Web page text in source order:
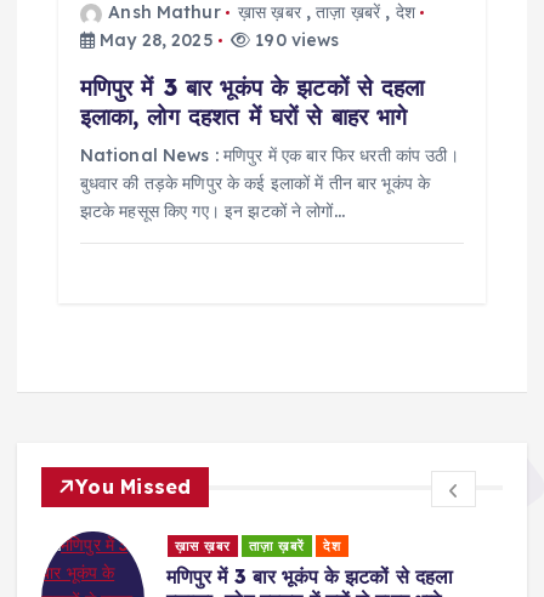
Ansh Mathur ख़ास ख़बर,ताज़ा ख़बरें , देश
May 28, 2025
190 views
मणिपुर में 3 बार भूकंप के झटकों से दहला
इलाका, लोग दहशत में घरों से बाहर भागे
National News : मणिपुर में एक बार फिर धरती कांप उठी।
बुधवार की तड़के मणिपुर के कई इलाकों में तीन बार भूकंप के
झटके महसूस किए गए। इन झटकों ने लोगों…
You Missed
ख़ास ख़बर ताज़ा ख़बरें देश
मणिपुर में 3 बार भूकंप के झटकों से दहला